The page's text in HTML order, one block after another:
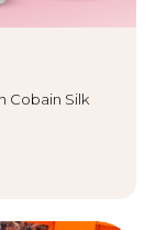
Cobain Silk